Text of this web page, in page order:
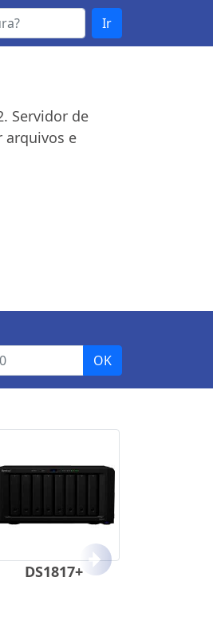
Ir
Servidor de
arquivos e
DS1817+ Próximo